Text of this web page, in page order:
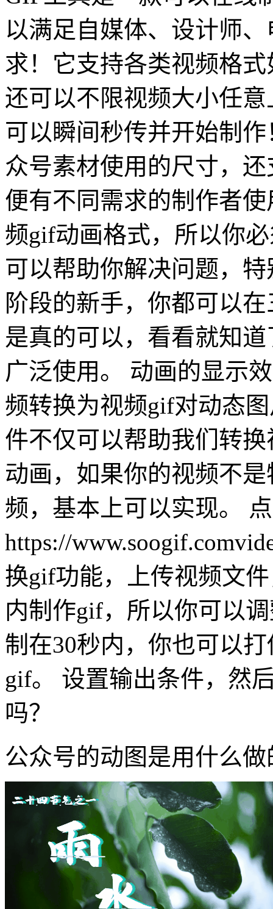
以满足自媒体、设计师
求！它支持各类视频格
还可以不限视频大小任
可以瞬间秒传并开始制
众号素材使用的尺寸，
便有不同需求的制作者
频gif动画格式，所以你
可以帮助你解决问题，
阶段的新手，你都可以
是真的可以，看看就知
广泛使用。 动画的显示
频转换为视频gif对动态
件不仅可以帮助我们转
动画，如果你的视频不
频，基本上可以实现。
https://
换gif功能，上传视频文
内制作gif，所以你可以
制在30秒内，你也可以
gif。 设置输出条件，然
吗？
公众号的动图是用什么